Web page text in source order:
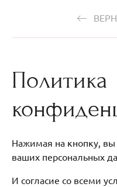
Политика
Нажимая на кнопку, вы
ваших персональных
И согласие со всеми